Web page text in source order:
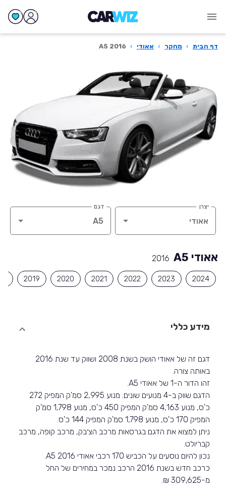
דף הבית › מחקר › אאודי ›
A5 2016
יצרן דגם
אאודי A5 2016
2024
2023
2022
2021
2020
2019
מידע כללי
דגם זה של אאודי הושק בשנת 2008 ושווק עד שנת 2016
באותה צורה.
זהו הדור ה-1 של אאודי A5.
הדגם שווק ב-4 מנועים שונים. מנוע 2,995 סמ'ק המפיק 272
כ'ס, מנוע 4,163 סמ'ק המפיק 450 כ'ס, מנוע 1,798 סמ'ק
המפיק 170 כ'ס, מנוע 1,798 סמ'ק המפיק 144 כ'ס.
ניתן למצוא את הדגם בגרסאות מרכב הצ׳בק, מרכב קופה, מרכב
קבריולט.
נכון להיום נוסעים על הכביש 170 רכבי אאודי A5 2016.
כרכב חדש בשנת 2016 הרכב נמכר במחירים של החל
מ-309,625 ₪.